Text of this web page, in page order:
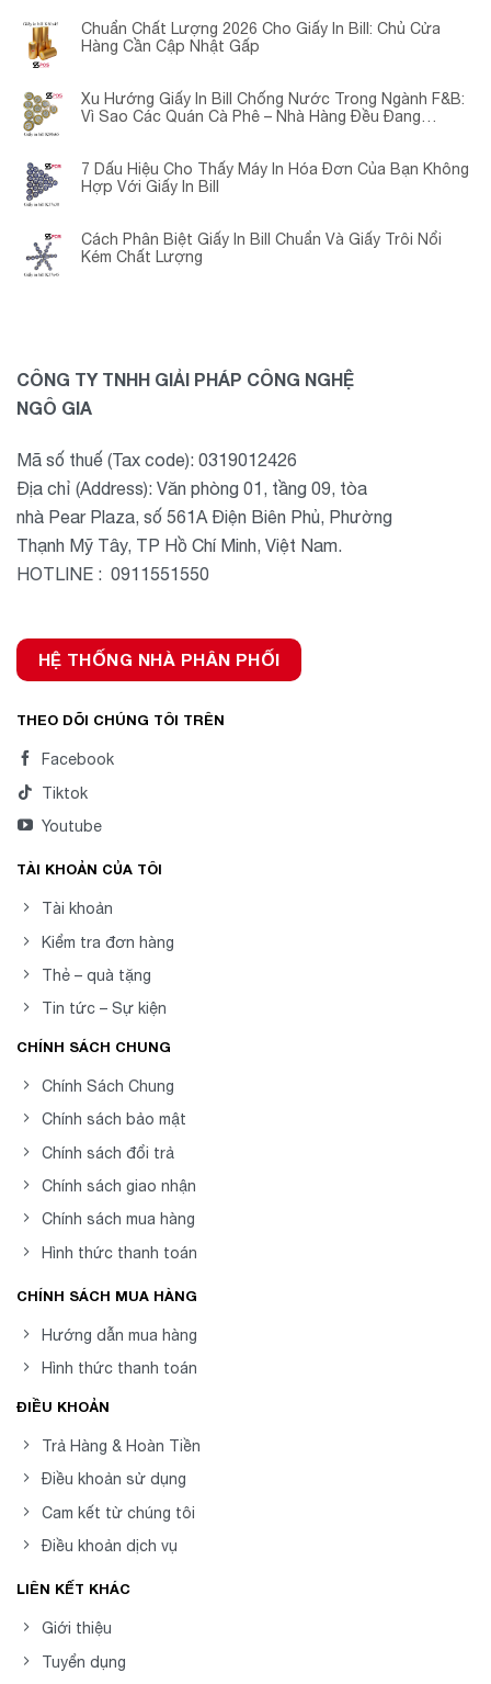
Chuẩn Chất Lượng 2026 Cho Giấy In Bill: Chủ Cửa
Hàng Cần Cập Nhật Gấp
Xu Hướng Giấy In Bill Chống Nước Trong Ngành F&B:
Vì Sao Các Quán Cà Phê – Nhà Hàng Đều Đang
7 Dấu Hiệu Cho Thấy Máy In Hóa Đơn Của Bạn Không
Hợp Với Giấy In Bill
Cách Phân Biệt Giấy In Bill Chuẩn Và Giấy Trôi Nổi
Kém Chất Lượng
CÔNG TY TNHH GIẢI PHÁP CÔNG NGHỆ
NGÔ GIA
Mã số thuế (Tax code): 0319012426
Địa chỉ (Address): Văn phòng 01, tầng 09, tòa
nhà Pear Plaza, số 561A Điện Biên Phủ, Phường
Thạnh Mỹ Tây, TP Hồ Chí Minh, Việt Nam.
HOTLINE : 0911551550
HỆ THỐNG NHÀ PHÂN PHỐI
THEO DÕI CHÚNG TÔI TRÊN
Facebook
Tiktok
Youtube
TÀI KHOẢN CỦA TÔI
Tài khoản
Kiểm tra đơn hàng
Thẻ – quà tặng
Tin tức – Sự kiện
CHÍNH SÁCH CHUNG
Chính Sách Chung
Chính sách bảo mật
Chính sách đổi trả
Chính sách giao nhận
Chính sách mua hàng
Hình thức thanh toán
CHÍNH SÁCH MUA HÀNG
Hướng dẫn mua hàng
Hình thức thanh toán
ĐIỀU KHOẢN
Trả Hàng & Hoàn Tiền
Điều khoản sử dụng
Cam kết từ chúng tôi
Điều khoản dịch vụ
LIÊN KẾT KHÁC
Giới thiệu
Tuyển dụng